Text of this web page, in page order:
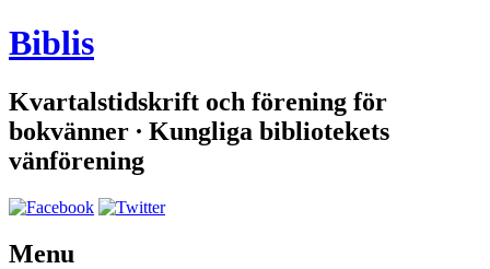
Biblis
Kvartalstidskrift och förening för
bokvänner ∙ Kungliga bibliotekets
vänförening
Menu